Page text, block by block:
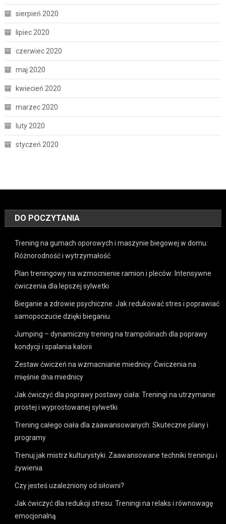
sierpień 2020
lipiec 2020
czerwiec 2020
maj 2020
kwiecień 2020
marzec 2020
luty 2020
styczeń 2020
DO POCZYTANIA
Trening na gumach oporowych i maszynie biegowej w domu:
Różnorodność i wytrzymałość
Plan treningowy na wzmocnienie ramion i pleców: Intensywne
ćwiczenia dla lepszej sylwetki
Bieganie a zdrowie psychiczne: Jak redukować stres i poprawiać
samopoczucie dzięki bieganiu
Jumping – dynamiczny trening na trampolinach dla poprawy
kondycji i spalania kalorii
Zestaw ćwiczeń na wzmacnianie miednicy: Ćwiczenia na
mięśnie dna miednicy
Jak ćwiczyć dla poprawy postawy ciała: Treningi na utrzymanie
prostej i wyprostowanej sylwetki
Trening całego ciała dla zaawansowanych: Skuteczne plany i
programy
Trenuj jak mistrz kulturystyki: Zaawansowane techniki treningu i
żywienia
Czy jesteś uzależniony od siłowni?
Jak ćwiczyć dla redukcji stresu: Treningi na relaks i równowagę
emocjonalną